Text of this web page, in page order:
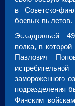
в Советско-
боевых вылетов.
Эскадрильей
полка, в
Павлович
замороженного
подразделения
Финским